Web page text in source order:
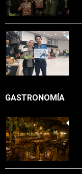
GASTRONOMÍA